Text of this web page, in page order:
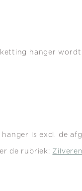
hanger wordt
is excl. de
de rubriek: